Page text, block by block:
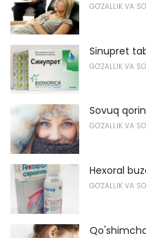
GO'ZALLIK VA
Sinupret
GO'ZALLIK VA
Sovuq
GO'ZALLIK VA
Hexoral
GO'ZALLIK VA